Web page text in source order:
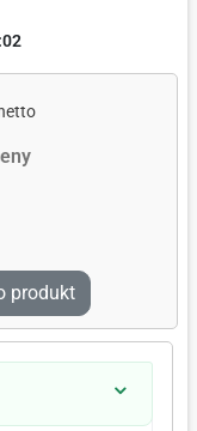
produkt